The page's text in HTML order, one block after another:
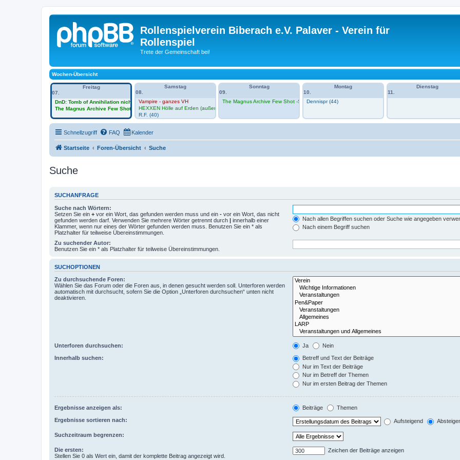
Rollenspielverein Biberach e.V. Palaver - Verein für
Rollenspiel
Trete der Gemeinschaft bei!
Wochen-Übersicht
Freitag
07.
DnD: Tomb of Annihilation nicht im Vh
The Magnus Archive Few Shot -Session Zero im VH
Samstag
08.
Vampire - ganzes VH
HEXXEN Hölle auf Erden (außerhalb VH)
R.F. (40)
Sonntag
09.
The Magnus Archive Few Shot -Session 1 im VH
Montag
10.
Dennispr (44)
Dienstag
11.
Schnellzugriff FAQ Kalender
Startseite Foren-Übersicht Suche
Suche
SUCHANFRAGE
Suche nach Wörtern:
Setzen Sie ein + vor ein Wort, das gefunden werden muss und ein - vor ein Wort, das nicht
gefunden werden darf. Verwenden Sie mehrere Wörter getrennt durch | innerhalb einer
Klammer, wenn nur eines der Wörter gefunden werden muss. Benutzen Sie ein * als
Platzhalter für teilweise Übereinstimmungen.
Nach allen Begriffen suchen oder Suche wie angegeben
Nach einem Begriff suchen
Zu suchender Autor:
Benutzen Sie ein * als Platzhalter für teilweise Übereinstimmungen.
SUCHOPTIONEN
Zu durchsuchende Foren:
Wählen Sie das Forum oder die Foren aus, in denen gesucht werden soll. Unterforen werden
automatisch mit durchsucht, sofern Sie die Option „Unterforen durchsuchen“ unten nicht
deaktivieren.
Unterforen durchsuchen: Ja Nein
Innerhalb suchen:
Betreff und Text der Beiträge
Nur im Text der Beiträge
Nur im Betreff der Themen
Nur im ersten Beitrag der Themen
Ergebnisse anzeigen als: Beiträge Themen
Ergebnisse sortieren nach: Aufsteigend
Suchzeitraum begrenzen:
Die ersten:
Stellen Sie 0 als Wert ein, damit der komplette Beitrag angezeigt wird.
Zeichen der Beiträge anzeigen